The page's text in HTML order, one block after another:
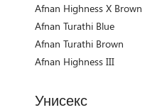
Afnan Highness X Brown
Afnan Turathi Blue
Afnan Turathi Brown
Afnan Highness III
Унисекс